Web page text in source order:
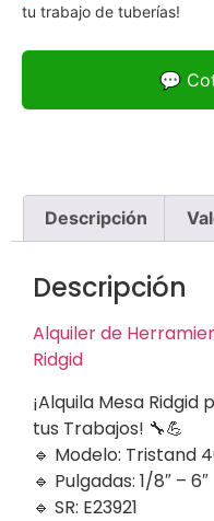
tu trabajo de tuberías!
💬
Descripción
Descripción
Alquiler de
Ridgid
¡Alquila Mesa
tus Trabajos! 🔧💪
🔹 Modelo: Tristand
🔹 Pulgadas: 1/8″ – 6″
🔹 SR: E23921